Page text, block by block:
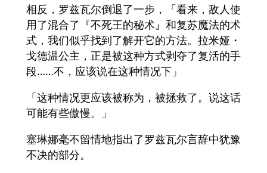
相反，罗兹瓦尔倒退了一步，「看来，敌人使
用了混合了『不死王的秘术』和复苏魔法的术
式，我们似乎找到了解开它的方法。拉米娅・
戈德温公主，正是被这种方式剥夺了复活的手
段……不，应该说在这种情况下」
「这种情况更应该被称为，被拯救了。说这话
可能有些傲慢。」
塞琳娜毫不留情地指出了罗兹瓦尔言辞中犹豫
不决的部分。